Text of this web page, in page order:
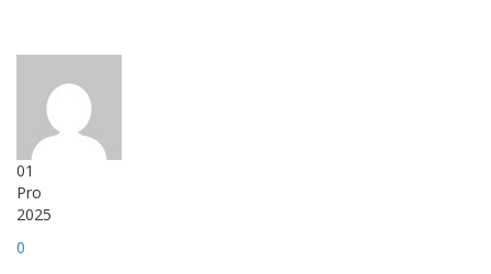
01
Pro
2025
0